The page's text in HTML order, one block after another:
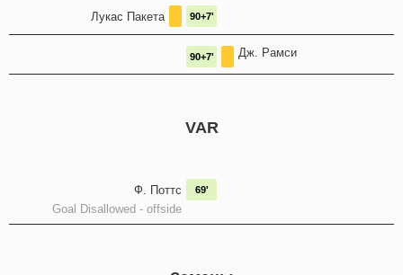
Лукас Пакета 90+7'
Дж. Рамси
90+7'
VAR
Ф. Поттс
Goal Disallowed - offside
69'